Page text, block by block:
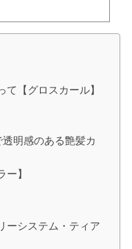
て【グロスカール】
透明感のある艶髪カ
ー】
ーシステム・ティア